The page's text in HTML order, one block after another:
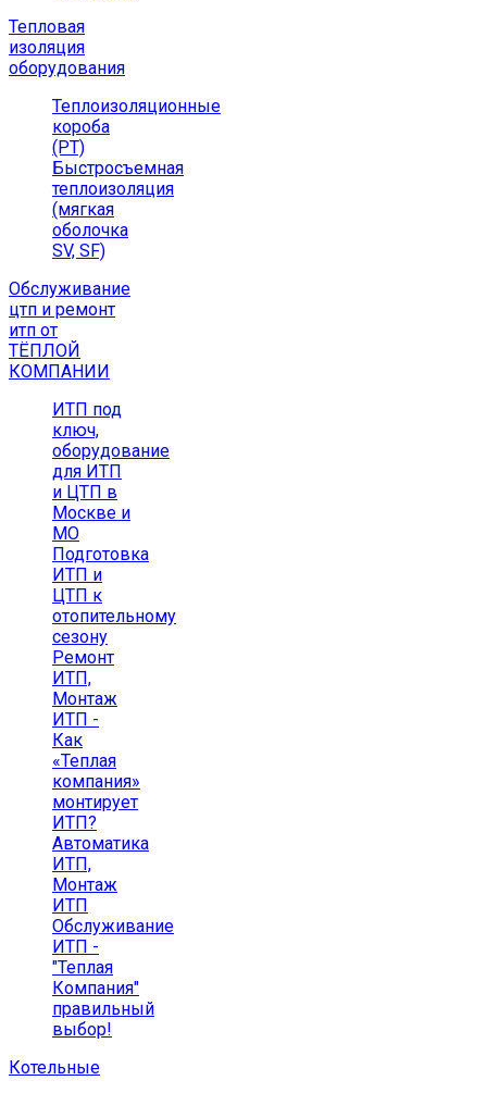
Тепловая
изоляция
оборудования
Теплоизоляционные
короба
(РТ)
Быстросъемная
теплоизоляция
(мягкая
оболочка
SV, SF)
Обслуживание
цтп и ремонт
итп от
ТЁПЛОЙ
КОМПАНИИ
ИТП под
ключ,
оборудование
для ИТП
и ЦТП в
Москве и
МО
Подготовка
ИТП и
ЦТП к
отопительному
сезону
Ремонт
ИТП,
Монтаж
ИТП -
Как
«Теплая
компания»
монтирует
ИТП?
Автоматика
ИТП,
Монтаж
ИТП
Обслуживание
ИТП -
"Теплая
Компания"
правильный
выбор!
Котельные